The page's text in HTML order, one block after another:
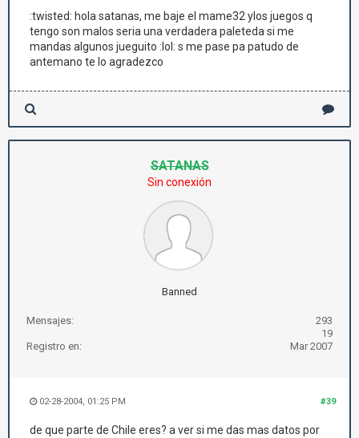
:twisted: hola satanas, me baje el mame32 ylos juegos q
tengo son malos seria una verdadera paleteda si me
mandas algunos jueguito :lol: s me pase pa patudo de
antemano te lo agradezco
SATANAS
Sin conexión
Banned
Mensajes:
293
19
Registro en:
Mar 2007
#39
02-28-2004, 01:25 PM
de que parte de Chile eres? a ver si me das mas datos por